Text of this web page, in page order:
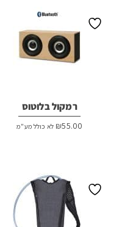
רמקול בלוטוס
₪55.00 לא כולל מע"מ